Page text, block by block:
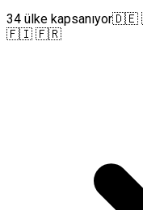
34 ülke kapsanıyor🇩🇪
🇫🇮 🇫🇷